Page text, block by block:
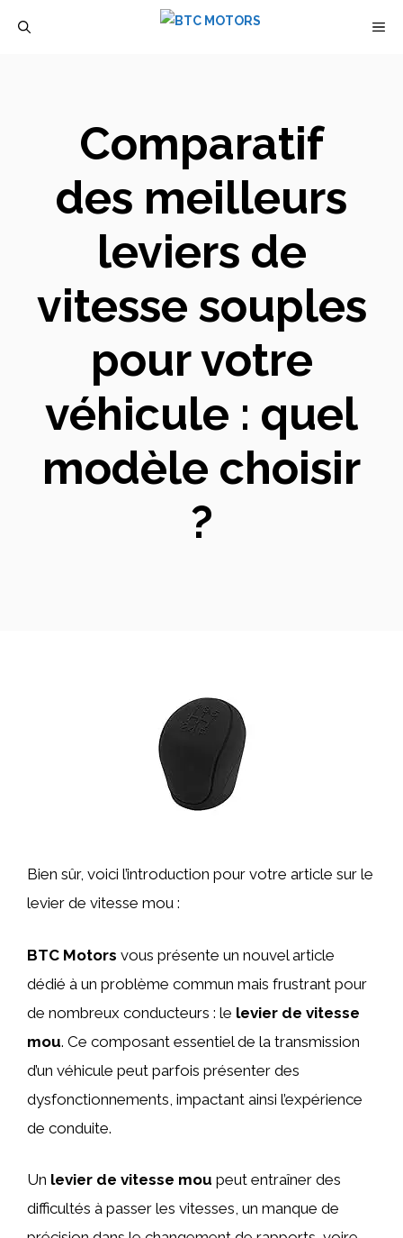
Comparatif
des meilleurs
leviers de
vitesse souples
pour votre
véhicule : quel
modèle choisir
?
Bien sûr, voici l’introduction pour votre article sur le
levier de vitesse mou :
BTC Motors vous présente un nouvel article
dédié à un problème commun mais frustrant pour
de nombreux conducteurs : le levier de vitesse
mou. Ce composant essentiel de la transmission
d’un véhicule peut parfois présenter des
dysfonctionnements, impactant ainsi l’expérience
de conduite.
Un levier de vitesse mou peut entraîner des
difficultés à passer les vitesses, un manque de